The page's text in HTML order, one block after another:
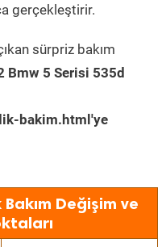
gerçekleştirir.
sürpriz bakım
Bmw 5 Serisi 535d
bakim.html'ye
Değişim ve